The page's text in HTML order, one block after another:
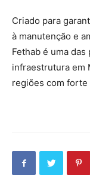
Criado para
à manutenção e
Fethab é uma
infraestrutura em
regiões com forte